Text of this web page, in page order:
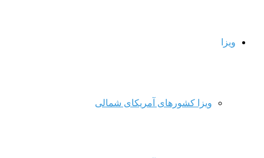
ویزا
ویزا کشورهای آمریکای شمالی